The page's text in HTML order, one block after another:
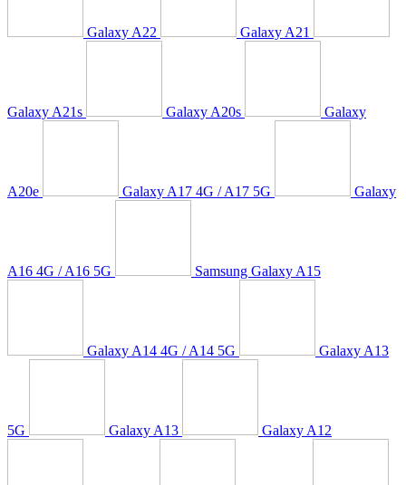
Galaxy A22 Galaxy A21
Galaxy A21s Galaxy A20s Galaxy
A20e Galaxy A17 4G / A17 5G Galaxy
A16 4G / A16 5G Samsung Galaxy A15
Galaxy A14 4G / A14 5G Galaxy A13
5G Galaxy A13 Galaxy A12